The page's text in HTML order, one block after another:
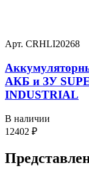
Арт. CRHLI20268
АКБ и ЗУ
INDUSTRIAL
В наличии
12402 ₽